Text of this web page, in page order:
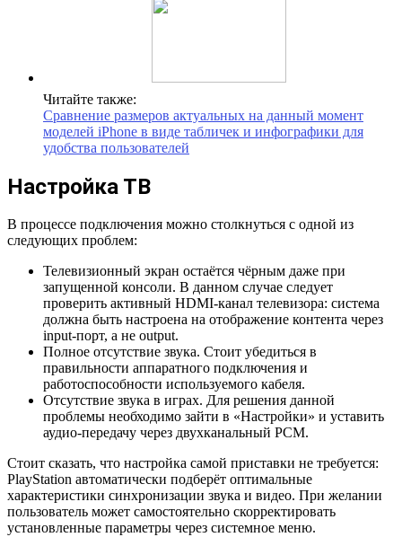
Читайте также:
Сравнение размеров актуальных на данный момент
моделей iPhone в виде табличек и инфографики для
удобства пользователей
Настройка ТВ
В процессе подключения можно столкнуться с одной из
следующих проблем:
Телевизионный экран остаётся чёрным даже при
запущенной консоли. В данном случае следует
проверить активный HDMI-канал телевизора: система
должна быть настроена на отображение контента через
input-порт, а не output.
Полное отсутствие звука. Стоит убедиться в
правильности аппаратного подключения и
работоспособности используемого кабеля.
Отсутствие звука в играх. Для решения данной
проблемы необходимо зайти в «Настройки» и уставить
аудио-передачу через двухканальный PCM.
Стоит сказать, что настройка самой приставки не требуется:
PlayStation автоматически подберёт оптимальные
характеристики синхронизации звука и видео. При желании
пользователь может самостоятельно скорректировать
установленные параметры через системное меню.